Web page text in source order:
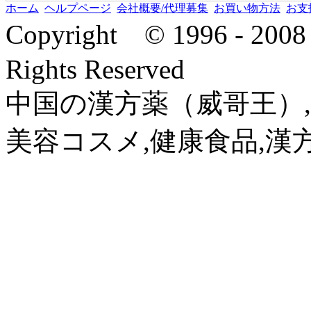
ホーム ヘルプページ 会社概要/代理募集 お買い物方法 お支
Copyright © 1996 -
Rights Reserved
中国の漢方薬（威哥王
美容コスメ,健康食品,漢